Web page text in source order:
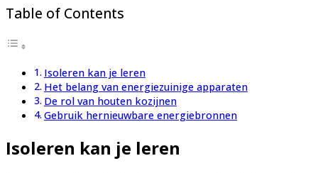
Table of Contents
Isoleren kan je leren
Het belang van energiezuinige apparaten
De rol van houten kozijnen
Gebruik hernieuwbare energiebronnen
Isoleren kan je leren